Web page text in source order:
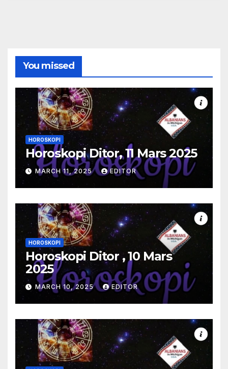
You missed
HOROSKOPI
Horoskopi Ditor, 11 Mars 2025
MARCH 11, 2025 EDITOR
HOROSKOPI
Horoskopi Ditor , 10 Mars
2025
MARCH 10, 2025 EDITOR